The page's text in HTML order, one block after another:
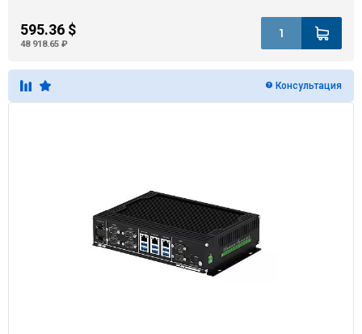
595.36 $
48 918.65 ₽
Консультация